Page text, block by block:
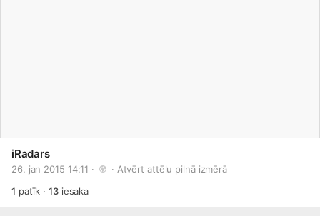
iRadars
26. jan 2015 14:11 · · Atvērt attēlu pilnā izmērā
1 patīk ·13iesaka